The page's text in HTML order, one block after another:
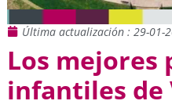
Última actualización : 29-01-
Los mejores
infantiles de